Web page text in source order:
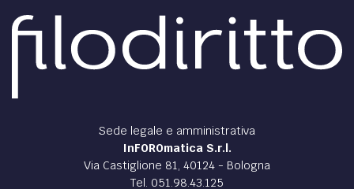
Sede legale e amministrativa
InFOROmatica S.r.l.
Via Castiglione 81, 40124 - Bologna
Tel. 051.98.43.125